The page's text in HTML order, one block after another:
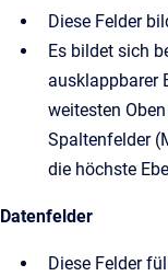
Diese Felder
Es bildet sich
ausklappbarer
weitesten
Spaltenfelder
die höchste
Datenfelder
Diese Felder